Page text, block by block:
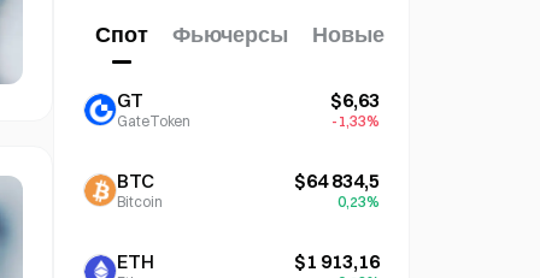
Спот Фьючерсы Новые
GT
GateToken
$6,63
-1,33%
BTC
Bitcoin
$64 834,5
0,23%
ETH $1 913,16